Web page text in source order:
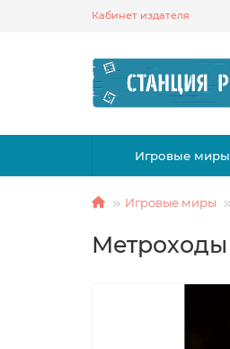
Кабинет издателя
Игровые миры
Игровые миры
Метроходы